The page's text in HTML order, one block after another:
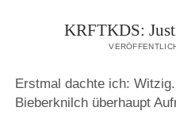
KRFTKDS:
Erstmal dachte ich:
Bieberknilch überhaupt